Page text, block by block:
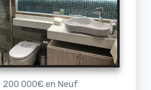
200 000€ en Neuf